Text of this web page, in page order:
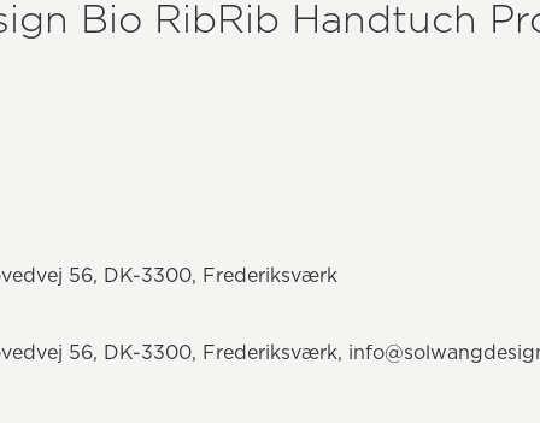
Bio RibRib Handtuch
56, DK-3300, Frederiksværk
56, DK-3300, Frederiksværk,